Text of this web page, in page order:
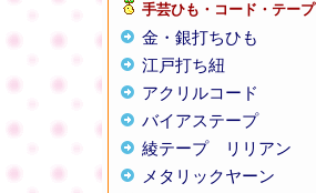
手芸ひも・コード・テープ
金・銀打ちひも
江戸打ち紐
アクリルコード
バイアステープ
綾テープ
リリアン
メタリックヤーン